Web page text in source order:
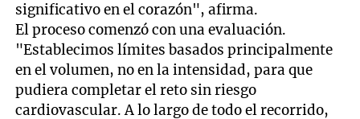
significativo en el corazón", afirma.
El proceso comenzó con una evaluación.
"Establecimos límites basados principalmente
en el volumen, no en la intensidad, para que
pudiera completar el reto sin riesgo
cardiovascular. A lo largo de todo el recorrido,